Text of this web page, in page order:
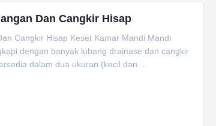
Dan Cangkir Hisap
Cangkir Hisap Keset Kamar Mandi Mandi
dengan banyak lubang drainase dan cangkir
dalam dua ukuran (kecil dan ...